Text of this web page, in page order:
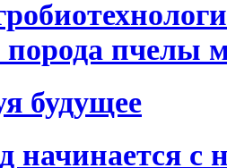
пчелы
будущее
начинается с